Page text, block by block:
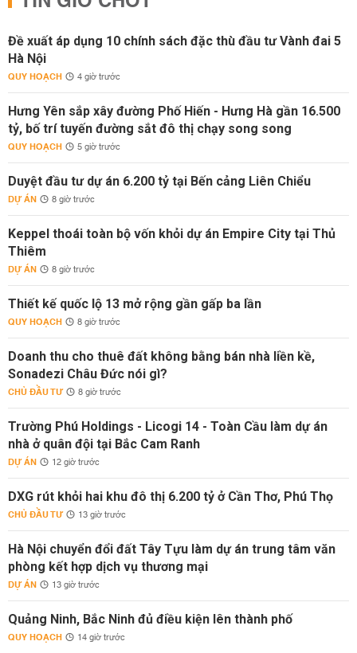
Đề xuất áp dụng 10 chính sách đặc thù đầu tư Vành đai 5
Hà Nội
QUY HOẠCH 4 giờ trước
Hưng Yên sắp xây đường Phố Hiến - Hưng Hà gần 16.500
tỷ, bố trí tuyến đường sắt đô thị chạy song song
QUY HOẠCH 5 giờ trước
Duyệt đầu tư dự án 6.200 tỷ tại Bến cảng Liên Chiểu
DỰ ÁN 8 giờ trước
Keppel thoái toàn bộ vốn khỏi dự án Empire City tại Thủ
Thiêm
DỰ ÁN 8 giờ trước
Thiết kế quốc lộ 13 mở rộng gần gấp ba lần
QUY HOẠCH 8 giờ trước
Doanh thu cho thuê đất không bằng bán nhà liền kề,
Sonadezi Châu Đức nói gì?
CHỦ ĐẦU TƯ 8 giờ trước
Trường Phú Holdings - Licogi 14 - Toàn Cầu làm dự án
nhà ở quân đội tại Bắc Cam Ranh
DỰ ÁN 12 giờ trước
DXG rút khỏi hai khu đô thị 6.200 tỷ ở Cần Thơ, Phú Thọ
CHỦ ĐẦU TƯ 13 giờ trước
Hà Nội chuyển đổi đất Tây Tựu làm dự án trung tâm văn
phòng kết hợp dịch vụ thương mại
DỰ ÁN 13 giờ trước
Quảng Ninh, Bắc Ninh đủ điều kiện lên thành phố
QUY HOẠCH 14 giờ trước